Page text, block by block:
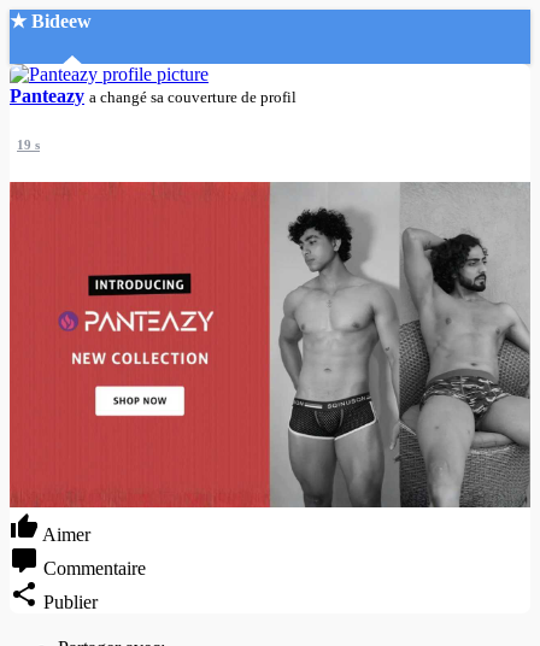
★ Bideew
Accueil
Mon compte
Connexion
Créer un compte
Panteazy a changé sa couverture de profil
19 s
Aimer
Commentaire
Publier